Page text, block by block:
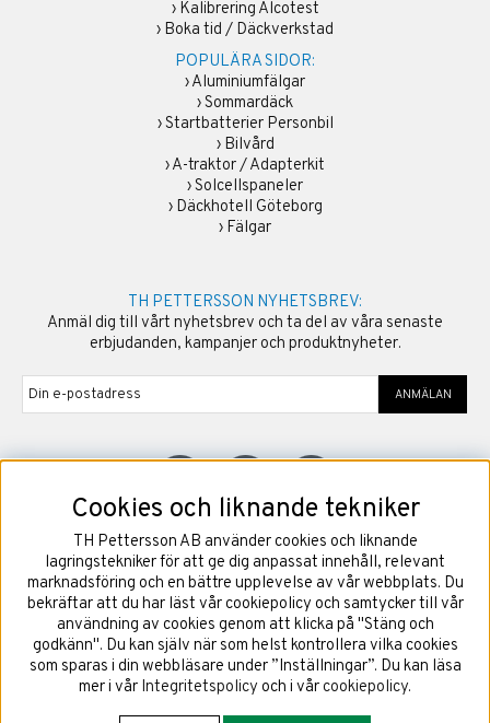
› Kalibrering Alcotest
› Boka tid / Däckverkstad
POPULÄRA SIDOR:
›Aluminiumfälgar
›Sommardäck
›Startbatterier Personbil
› Bilvård
›A-traktor / Adapterkit
›Solcellspaneler
› Däckhotell Göteborg
› Fälgar
TH PETTERSSON NYHETSBREV:
Anmäl dig till vårt nyhetsbrev och ta del av våra senaste
erbjudanden, kampanjer och produktnyheter.
ANMÄLAN
©2026Copyright TH Pettersson AB
Cookies och liknande tekniker
TH Pettersson AB använder cookies och liknande
lagringstekniker för att ge dig anpassat innehåll, relevant
marknadsföring och en bättre upplevelse av vår webbplats. Du
bekräftar att du har läst vår cookiepolicy och samtycker till vår
användning av cookies genom att klicka på "Stäng och
godkänn". Du kan själv när som helst kontrollera vilka cookies
som sparas i din webbläsare under ”Inställningar”. Du kan läsa
mer i vår Integritetspolicy och i vår cookiepolicy.